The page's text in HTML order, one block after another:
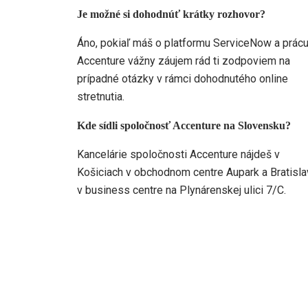
Je možné si dohodnúť krátky rozhovor?
Áno, pokiaľ máš o platformu ServiceNow a
Accenture vážny záujem rád ti zodpoviem na
prípadné otázky v rámci dohodnutého online
stretnutia.
Kde sídli spoločnosť Accenture na Slovensku?
Kancelárie spoločnosti Accenture nájdeš v
Košiciach v obchodnom centre Aupark a
v business centre na Plynárenskej ulici 7/C.